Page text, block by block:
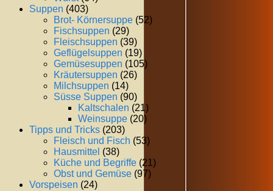
Suppen (403)
Brot- Körnersuppe (52)
Fischsuppen (29)
Fleischsuppen (39)
Geflügelsuppen (19)
Gemüsesuppen (105)
Kräutersuppen (26)
Milchsuppen (14)
Süsse Suppen (90)
Kaltschalen (21)
Weinsuppe (20)
Tipps und Tricks (203)
Fleisch und Fisch (53)
Hausmittel (38)
Küche und Begriffe (21)
Obst und Gemüse (97)
Vorspeisen (24)